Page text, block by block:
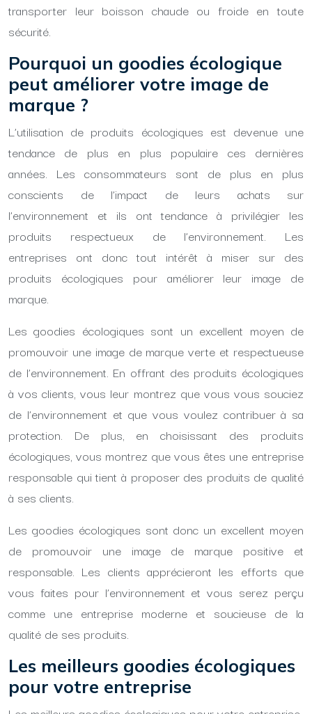
transporter leur boisson chaude ou froide en toute
sécurité.
Pourquoi un goodies écologique
peut améliorer votre image de
marque ?
L’utilisation de produits écologiques est devenue une
tendance de plus en plus populaire ces dernières
années. Les consommateurs sont de plus en plus
conscients de l’impact de leurs achats sur
l’environnement et ils ont tendance à privilégier les
produits respectueux de l’environnement. Les
entreprises ont donc tout intérêt à miser sur des
produits écologiques pour améliorer leur image de
marque.
Les goodies écologiques sont un excellent moyen de
promouvoir une image de marque verte et respectueuse
de l’environnement. En offrant des produits écologiques
à vos clients, vous leur montrez que vous vous souciez
de l’environnement et que vous voulez contribuer à sa
protection. De plus, en choisissant des produits
écologiques, vous montrez que vous êtes une entreprise
responsable qui tient à proposer des produits de qualité
à ses clients.
Les goodies écologiques sont donc un excellent moyen
de promouvoir une image de marque positive et
responsable. Les clients apprécieront les efforts que
vous faites pour l’environnement et vous serez perçu
comme une entreprise moderne et soucieuse de la
qualité de ses produits.
Les meilleurs goodies écologiques
pour votre entreprise